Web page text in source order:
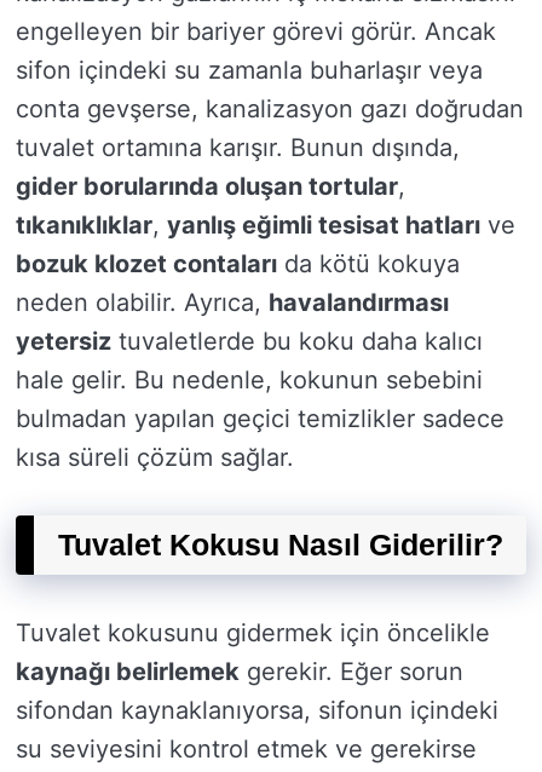
engelleyen bir bariyer görevi görür. Ancak
sifon içindeki su zamanla buharlaşır veya
conta gevşerse, kanalizasyon gazı doğrudan
tuvalet ortamına karışır. Bunun dışında,
gider borularında oluşan tortular,
tıkanıklıklar, yanlış eğimli tesisat hatları ve
bozuk klozet contaları da kötü kokuya
neden olabilir. Ayrıca, havalandırması
yetersiz tuvaletlerde bu koku daha kalıcı
hale gelir. Bu nedenle, kokunun sebebini
bulmadan yapılan geçici temizlikler sadece
kısa süreli çözüm sağlar.
Tuvalet Kokusu Nasıl Giderilir?
Tuvalet kokusunu gidermek için öncelikle
kaynağı belirlemek gerekir. Eğer sorun
sifondan kaynaklanıyorsa, sifonun içindeki
su seviyesini kontrol etmek ve gerekirse